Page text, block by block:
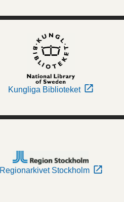
Kungliga Biblioteket
Regionarkivet Stockholm